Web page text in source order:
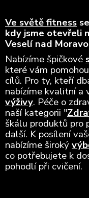
Ve světě fitness
kdy jsme otevřeli
Veselí nad
Nabízíme špičkové
které vám
cílů. Pro ty, kteří
nabízíme kvalitní a
výživy. Péče o
naší kategorii "
škálu produktů pro
další. K posílení
nabízíme široký
co potřebujete k
pohodlí při cvičení.